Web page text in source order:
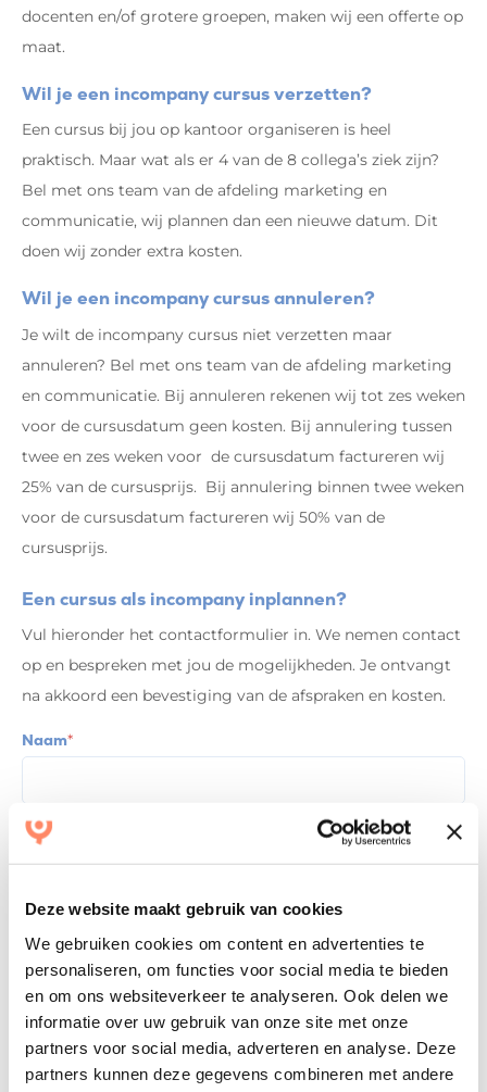
Deze website maakt gebruik van cookies
We gebruiken cookies om content en advertenties te
personaliseren, om functies voor social media te bieden
en om ons websiteverkeer te analyseren. Ook delen we
informatie over uw gebruik van onze site met onze
partners voor social media, adverteren en analyse. Deze
partners kunnen deze gegevens combineren met andere
docenten en/of grotere groepen, maken wij een offerte op
maat.
Wil je een incompany cursus verzetten?
Een cursus bij jou op kantoor organiseren is heel
praktisch. Maar wat als er 4 van de 8 collega’s ziek zijn?
Bel met ons team van de afdeling marketing en
communicatie, wij plannen dan een nieuwe datum. Dit
doen wij zonder extra kosten.
Wil je een incompany cursus annuleren?
Je wilt de incompany cursus niet verzetten maar
annuleren? Bel met ons team van de afdeling marketing
en communicatie. Bij annuleren rekenen wij tot zes weken
voor de cursusdatum geen kosten. Bij annulering tussen
twee en zes weken voor de cursusdatum factureren wij
25% van de cursusprijs. Bij annulering binnen twee weken
voor de cursusdatum factureren wij 50% van de
cursusprijs.
Een cursus als incompany inplannen?
Vul hieronder het contactformulier in. We nemen contact
op en bespreken met jou de mogelijkheden. Je ontvangt
na akkoord een bevestiging van de afspraken en kosten.
Naam*
Voornaam
Achternaam
Kantoornaam + plaats